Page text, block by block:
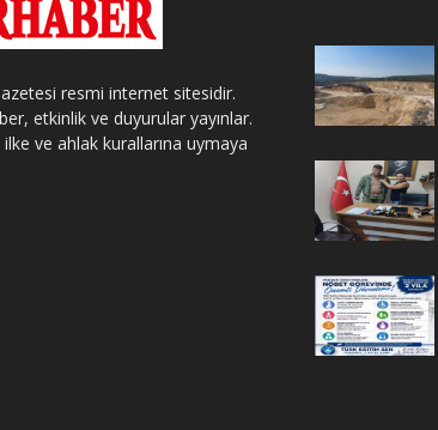
resmi internet sitesidir.
etkinlik ve duyurular yayınlar.
ve ahlak kurallarına uymaya